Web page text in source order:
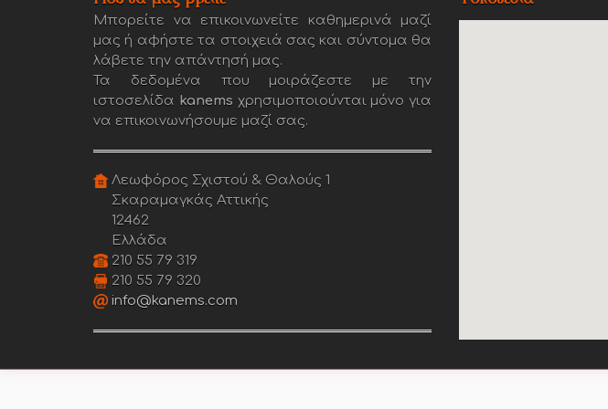
Μπορείτε να επικοινωνείτε καθημερινά μαζί
μας ή αφήστε τα στοιχειά σας και σύντομα θα
λάβετε την απάντησή μας.
Τα δεδομένα που μοιράζεστε με την
ιστοσελίδα kanems χρησιμοποιούνται μόνο για
να επικοινωνήσουμε μαζί σας.
Λεωφόρος Σχιστού & Θαλούς 1
Σκαραμαγκάς Αττικής
12462
Ελλάδα
210 55 79 319
210 55 79 320
info@kanems.com